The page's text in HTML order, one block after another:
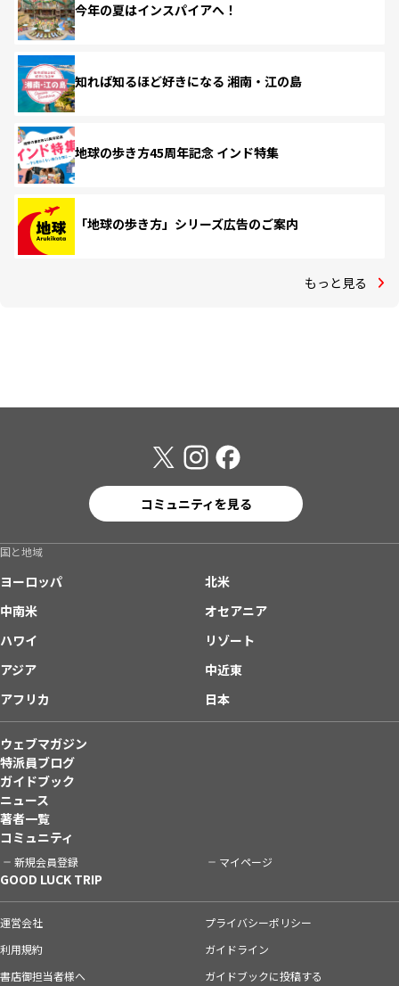
今年の夏はインスパイアへ！
知れば知るほど好きになる 湘南・江の島
地球の歩き方45周年記念 インド特集
「地球の歩き方」シリーズ広告のご案内
もっと見る
コミュニティを見る
国と地域
ヨーロッパ
北米
中南米
オセアニア
ハワイ
リゾート
アジア
中近東
アフリカ
日本
ウェブマガジン
特派員ブログ
ガイドブック
ニュース
著者一覧
コミュニティ
新規会員登録 マイページ
GOOD LUCK TRIP
運営会社
プライバシーポリシー
利用規約
ガイドライン
書店御担当者様へ
ガイドブックに投稿する